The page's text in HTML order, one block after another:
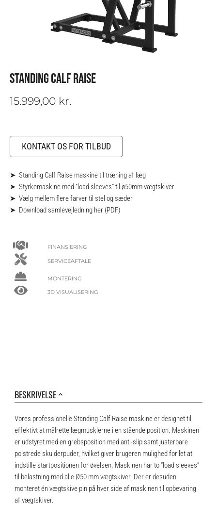
STANDING CALF RAISE
15.999,00 kr.
KONTAKT OS FOR TILBUD
➤ Standing Calf Raise maskine til træning af læg
➤ Styrkemaskine med “load sleeves” til ø50mm vægtskiver
➤ Vælg mellem flere farver til stel og sæder
➤ Download samlevejledning her (PDF)
FINANSIERING
SERVICEAFTALE
MONTERING
3D VISUALISERING
BESKRIVELSE
Vores professionelle Standing Calf Raise maskine er designet til
effektivt at målrette lægmusklerne i en stående position. Maskinen
er udstyret med en grebsposition med anti-slip samt justerbare
polstrede skulderpuder, hvilket giver brugeren mulighed for let at
indstille startpositionen for øvelsen. Maskinen har to “load sleeves”
til belastning med alle Ø50 mm vægtskiver. Der er desuden
monteret én vægtskive pin på hver side af maskinen til opbevaring
af vægtskiver.